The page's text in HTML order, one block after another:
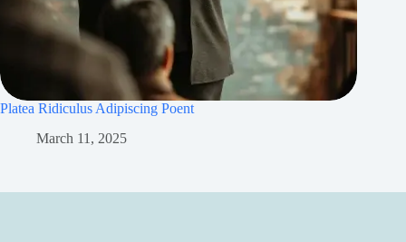
Platea Ridiculus Adipiscing Poent
March 11, 2025